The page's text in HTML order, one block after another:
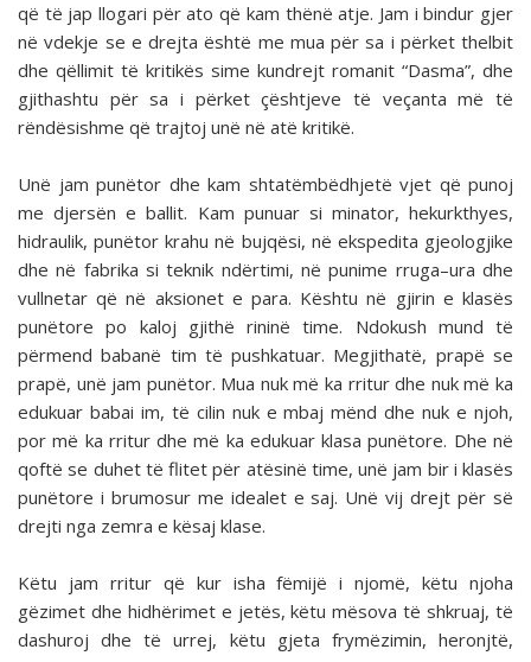
që të jap llogari për ato që kam thënë atje. Jam i bindur gjer
në vdekje se e drejta është me mua për sa i përket thelbit
dhe qëllimit të kritikës sime kundrejt romanit “Dasma”, dhe
gjithashtu për sa i përket çështjeve të veçanta më të
rëndësishme që trajtoj unë në atë kritikë.
Unë jam punëtor dhe kam shtatëmbëdhjetë vjet që punoj
me djersën e ballit. Kam punuar si minator, hekurkthyes,
hidraulik, punëtor krahu në bujqësi, në ekspedita gjeologjike
dhe në fabrika si teknik ndërtimi, në punime rruga–ura dhe
vullnetar që në aksionet e para. Kështu në gjirin e klasës
punëtore po kaloj gjithë rininë time. Ndokush mund të
përmend babanë tim të pushkatuar. Megjithatë, prapë se
prapë, unë jam punëtor. Mua nuk më ka rritur dhe nuk më ka
edukuar babai im, të cilin nuk e mbaj mënd dhe nuk e njoh,
por më ka rritur dhe më ka edukuar klasa punëtore. Dhe në
qoftë se duhet të flitet për atësinë time, unë jam bir i klasës
punëtore i brumosur me idealet e saj. Unë vij drejt për së
drejti nga zemra e kësaj klase.
Këtu jam rritur që kur isha fëmijë i njomë, këtu njoha
gëzimet dhe hidhërimet e jetës, këtu mësova të shkruaj, të
dashuroj dhe të urrej, këtu gjeta frymëzimin, heronjtë,